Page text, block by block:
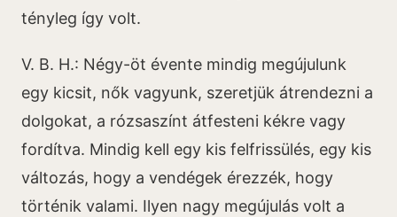
tényleg így volt.
V. B. H.: Négy-öt évente mindig megújulunk
egy kicsit, nők vagyunk, szeretjük átrendezni a
dolgokat, a rózsaszínt átfesteni kékre vagy
fordítva. Mindig kell egy kis felfrissülés, egy kis
változás, hogy a vendégek érezzék, hogy
történik valami. Ilyen nagy megújulás volt a